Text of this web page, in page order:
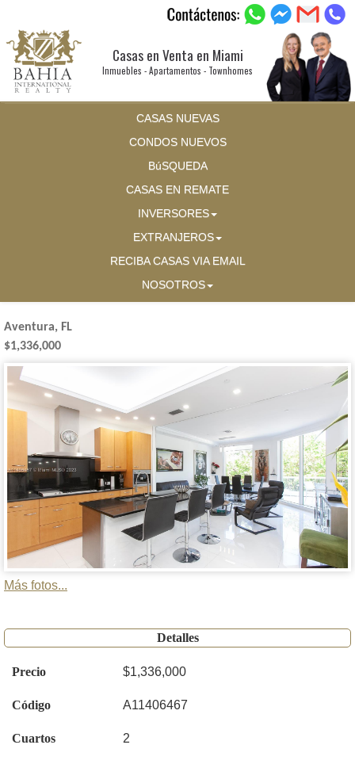
Casas en Venta en Miami
Inmuebles - Apartamentos - Townhomes
CASAS NUEVAS
CONDOS NUEVOS
BúSQUEDA
CASAS EN REMATE
INVERSORES
EXTRANJEROS
RECIBA CASAS VIA EMAIL
NOSOTROS
Aventura, FL
$1,336,000
Más fotos...
Detalles
Precio $1,336,000
Código A11406467
Cuartos 2